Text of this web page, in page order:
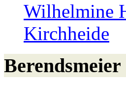
Wilhelmine
Kirchheide
Berendsmeier